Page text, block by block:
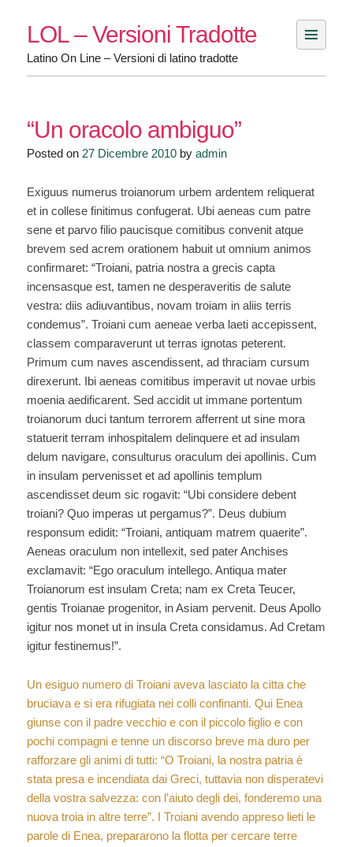
content
LOL – Versioni Tradotte
Latino On Line – Versioni di latino tradotte
“Un oracolo ambiguo”
Posted on 27 Dicembre 2010by admin
Exiguus numerus troianorum urbem ardentem reliquerat
et in collese finitimus confugerat. Ubi aeneas cum patre
sene et parvo filio paucisque comitibus convenit atque
brevem sed acrem orationem habuit ut omnium animos
confirmaret: “Troiani, patria nostra a grecis capta
incensasque est, tamen ne desperaveritis de salute
vestra: diis adiuvantibus, novam troiam in aliis terris
condemus”. Troiani cum aeneae verba laeti accepissent,
classem comparaverunt ut terras ignotas peterent.
Primum cum naves ascendissent, ad thraciam cursum
direxerunt. Ibi aeneas comitibus imperavit ut novae urbis
moenia aedificarent. Sed accidit ut immane portentum
troianorum duci tantum terrorem afferrent ut sine mora
statuerit terram inhospitalem delinquere et ad insulam
delum navigare, consulturus oraculum dei apollinis. Cum
in insulam pervenisset et ad apollinis templum
ascendisset deum sic rogavit: “Ubi considere debent
troiani? Quo imperas ut pergamus?”. Deus dubium
responsum edidit: “Troiani, antiquam matrem quaerite”.
Aeneas oraculum non intellexit, sed pater Anchises
exclamavit: “Ego oraculum intellego. Antiqua mater
Troianorum est insulam Creta; nam ex Creta Teucer,
gentis Troianae progenitor, in Asiam pervenit. Deus Apollo
igitur nos monet ut in insula Creta considamus. Ad Cretam
igitur festinemus!”.
Un esiguo numero di Troiani aveva lasciato la citta che
bruciava e si era rifugiata nei colli confinanti. Qui Enea
giunse con il padre vecchio e con il piccolo figlio e con
pochi compagni e tenne un discorso breve ma duro per
rafforzare gli animi di tutti: “O Troiani, la nostra patria è
stata presa e incendiata dai Greci, tuttavia non disperatevi
della vostra salvezza: con l’aiuto degli dei, fonderemo una
nuova troia in altre terre”. I Troiani avendo appreso lieti le
parole di Enea, prepararono la flotta per cercare terre